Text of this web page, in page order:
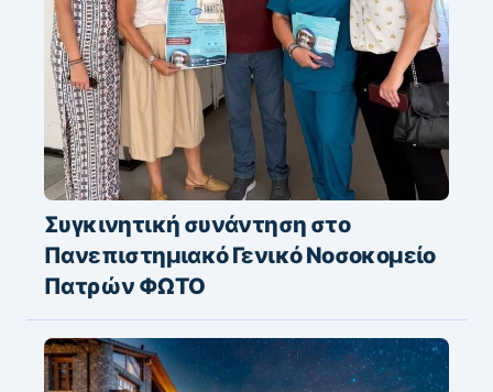
Συγκινητική συνάντηση στο
Πανεπιστημιακό Γενικό Νοσοκομείο
Πατρών ΦΩΤΟ